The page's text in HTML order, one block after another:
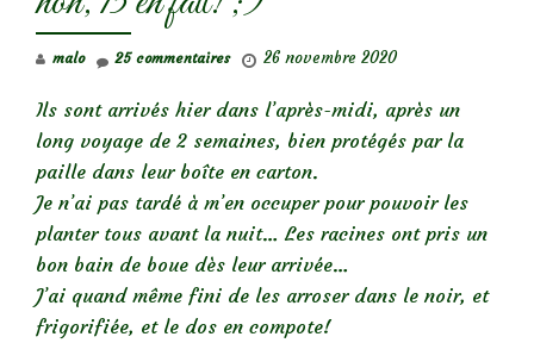
malo 26 novembre 2020
25 commentaires
Ils sont arrivés hier dans l’après-midi, après un
long voyage de 2 semaines, bien protégés par la
paille dans leur boîte en carton.
Je n’ai pas tardé à m’en occuper pour pouvoir les
planter tous avant la nuit… Les racines ont pris un
bon bain de boue dès leur arrivée…
J’ai quand même fini de les arroser dans le noir, et
frigorifiée, et le dos en compote!